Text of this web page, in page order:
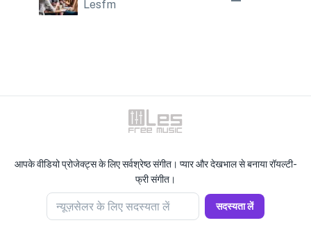
Lesfm
आपके वीडियो प्रोजेक्ट्स के लिए सर्वश्रेष्ठ संगीत। प्यार और देखभाल से बनाया रॉयल्टी-
फ्री संगीत।
न्यूज़सेलर के लिए सदस्यता लें सदस्यता लें